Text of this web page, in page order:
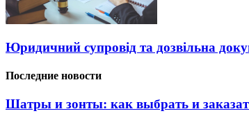
Юридичний супровід та дозвільна
Последние новости
Шатры и зонты: как выбрать и